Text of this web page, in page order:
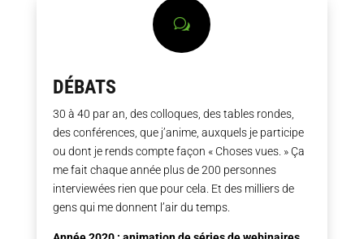
w
DÉBATS
30 à 40 par an, des colloques, des tables rondes,
des conférences, que j’anime, auxquels je participe
ou dont je rends compte façon « Choses vues. » Ça
me fait chaque année plus de 200 personnes
interviewées rien que pour cela. Et des milliers de
gens qui me donnent l’air du temps.